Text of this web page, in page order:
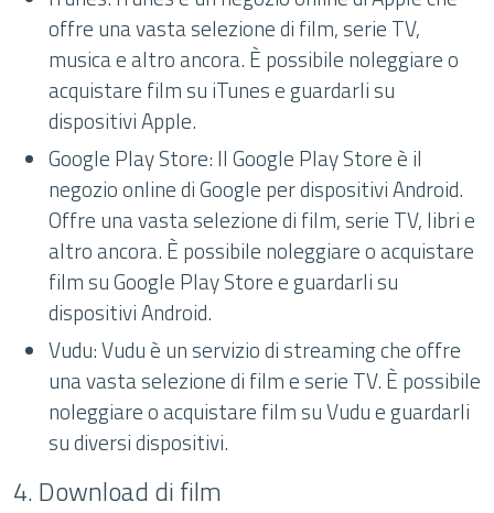
offre una vasta selezione di film, serie TV,
musica e altro ancora. È possibile noleggiare o
acquistare film su iTunes e guardarli su
dispositivi Apple.
Google Play Store: Il Google Play Store è il
negozio online di Google per dispositivi Android.
Offre una vasta selezione di film, serie TV, libri e
altro ancora. È possibile noleggiare o acquistare
film su Google Play Store e guardarli su
dispositivi Android.
Vudu: Vudu è un servizio di streaming che offre
una vasta selezione di film e serie TV. È possibile
noleggiare o acquistare film su Vudu e guardarli
su diversi dispositivi.
4. Download di film